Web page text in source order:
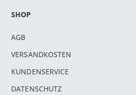
SHOP
AGB
VERSANDKOSTEN
KUNDENSERVICE
DATENSCHUTZ